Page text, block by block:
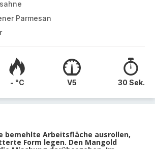
Parmesan
- °C V5 30 Sek.
bemehlte Arbeitsfläche ausrollen,
Form legen. Den Mangold